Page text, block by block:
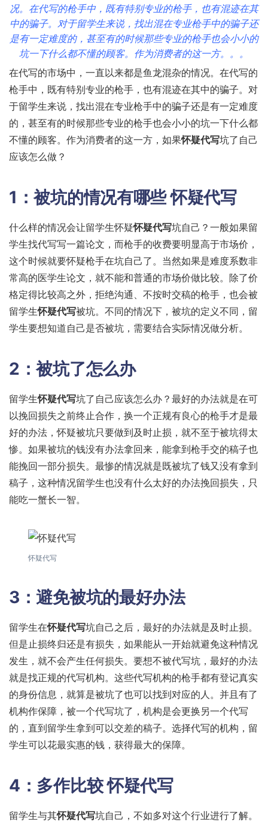
况。在代写的枪手中，既有特别专业的枪手，也有混迹在其
中的骗子。对于留学生来说，找出混在专业枪手中的骗子还
是有一定难度的，甚至有的时候那些专业的枪手也会小小的
坑一下什么都不懂的顾客。作为消费者的这一方。。。
在代写的市场中，一直以来都是鱼龙混杂的情况。在代写的
枪手中，既有特别专业的枪手，也有混迹在其中的骗子。对
于留学生来说，找出混在专业枪手中的骗子还是有一定难度
的，甚至有的时候那些专业的枪手也会小小的坑一下什么都
不懂的顾客。作为消费者的这一方，如果怀疑代写坑了自己
应该怎么做？
1：被坑的情况有哪些怀疑代写
什么样的情况会让留学生怀疑怀疑代写坑自己？一般如果留
学生找代写写一篇论文，而枪手的收费要明显高于市场价，
这个时候就要怀疑枪手在坑自己了。当然如果是难度系数非
常高的医学生论文，就不能和普通的市场价做比较。除了价
格定得比较高之外，拒绝沟通、不按时交稿的枪手，也会被
留学生怀疑代写被坑。不同的情况下，被坑的定义不同，留
学生要想知道自己是否被坑，需要结合实际情况做分析。
2：被坑了怎么办
留学生怀疑代写坑了自己应该怎么办？最好的办法就是在可
以挽回损失之前终止合作，换一个正规有良心的枪手才是最
好的办法，怀疑被坑只要做到及时止损，就不至于被坑得太
惨。如果被坑的钱没有办法拿回来，能拿到枪手交的稿子也
能挽回一部分损失。最惨的情况就是既被坑了钱又没有拿到
稿子，这种情况留学生也没有什么太好的办法挽回损失，只
能吃一蟹长一智。
怀疑代写
3：避免被坑的最好办法
留学生在怀疑代写坑自己之后，最好的办法就是及时止损。
但是止损终归还是有损失，如果能从一开始就避免这种情况
发生，就不会产生任何损失。要想不被代写坑，最好的办法
就是找正规的代写机构。这些代写机构的枪手都有登记真实
的身份信息，就算是被坑了也可以找到对应的人。并且有了
机构作保障，被一个代写坑了，机构是会更换另一个代写
的，直到留学生拿到可以交差的稿子。选择代写的机构，留
学生可以花最实惠的钱，获得最大的保障。
4：多作比较怀疑代写
留学生与其怀疑代写坑自己，不如多对这个行业进行了解。